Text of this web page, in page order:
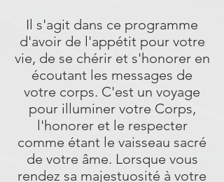
Il s'agit dans ce programme
d'avoir de l'appétit pour votre
vie, de se chérir et s'honorer en
écoutant les messages de
votre corps. C'est un voyage
pour illuminer votre Corps,
l'honorer et le respecter
comme étant le vaisseau sacré
de votre âme. Lorsque vous
rendez sa majestuosité à votre